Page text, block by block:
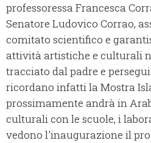
professoressa Francesca
Senatore Ludovico Corrao,
comitato scientifico e
attività artistiche e culturali
tracciato dal padre e
ricordano infatti la Mostra
prossimamente andrà in
culturali con le scuole, i
vedono l'inaugurazione il